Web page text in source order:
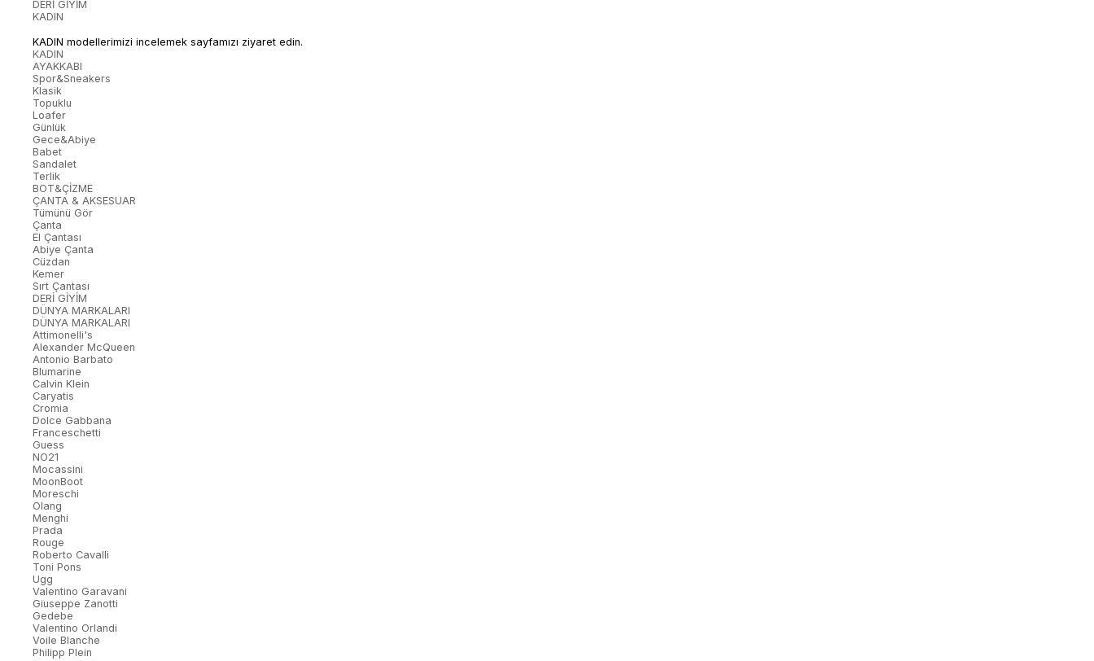
DERİ GİYİM
KADIN
KADIN modellerimizi incelemek sayfamızı ziyaret edin.
KADIN
AYAKKABI
Spor&Sneakers
Klasik
Topuklu
Loafer
Günlük
Gece&Abiye
Babet
Sandalet
Terlik
BOT&ÇİZME
ÇANTA & AKSESUAR
Tümünü Gör
Çanta
El Çantası
Abiye Çanta
Cüzdan
Kemer
Sırt Çantası
DERİ GİYİM
DÜNYA MARKALARI
DÜNYA MARKALARI
Attimonelli's
Alexander McQueen
Antonio Barbato
Blumarine
Calvin Klein
Caryatis
Cromia
Dolce Gabbana
Franceschetti
Guess
NO21
Mocassini
MoonBoot
Moreschi
Olang
Menghi
Prada
Rouge
Roberto Cavalli
Toni Pons
Ugg
Valentino Garavani
Giuseppe Zanotti
Gedebe
Valentino Orlandi
Voile Blanche
Philipp Plein